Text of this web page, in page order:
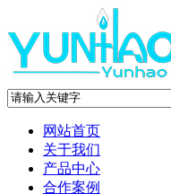
网站首页
关于我们
产品中心
合作案例